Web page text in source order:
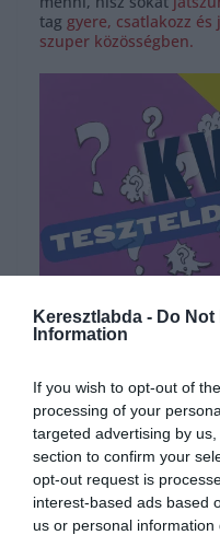
Keresztlabda - Do Not
Information
If you wish to opt-out of
processing of your
targeted advertising by
section to confirm your
opt-out request is
interest-based ads based
us or personal
tag gyere, csatlakozz
szuper közösségben.